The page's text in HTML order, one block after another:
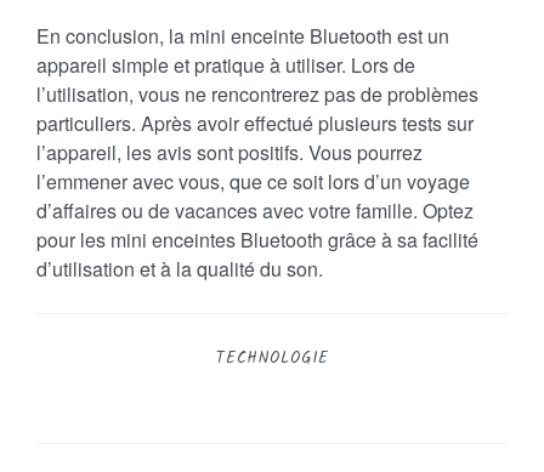
En conclusion, la mini enceinte Bluetooth est un
appareil simple et pratique à utiliser. Lors de
l’utilisation, vous ne rencontrerez pas de problèmes
particuliers. Après avoir effectué plusieurs tests sur
l’appareil, les avis sont positifs. Vous pourrez
l’emmener avec vous, que ce soit lors d’un voyage
d’affaires ou de vacances avec votre famille. Optez
pour les mini enceintes Bluetooth grâce à sa facilité
d’utilisation et à la qualité du son.
TECHNOLOGIE